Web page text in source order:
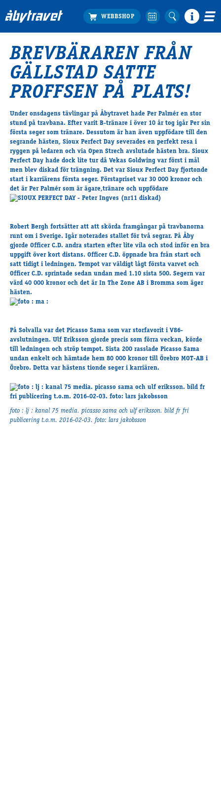
Köp biljett
Travprogrammet
Boka ställplats
Bra att veta
Restauranger
Catering by Lyon
Hotell nära oss
Nybörjar­guide
Presentkort
Tävlingsdagar
FAQ
Travkonferens
Exponering & värdskap
Aktiviteter
Hört och hänt
Tävling
Aktiva
Månadens hästägare 2026
Månadens B-tränare 2026
Andelshästar
Åby Stora Pris 2026
BREVBÄRAREN FRÅN
GÄLLSTAD SATTE
PROFFSEN PÅ PLATS!
Under onsdagens tävlingar på Åbytravet hade Per Palmér en stor
stund på travbana. Efter varit B-tränare i över 10 år tog igår Per sin
första seger som tränare. Dessutom är han även uppfödare till den
segrande hästen, Sioux Perfect Day severades en perfekt resa i
ryggen på ledaren och via Open Strech avslutade hästen bra. Sioux
Perfect Day hade dock lite tur då Vekas Goldwing var först i mål
men blev diskad för trängning. Det var Sioux Perfect Day fjortonde
start i karriärens första seger. Förstapriset var 30 000 kronor och
det är Per Palmér som är ägare,tränare och uppfödare
Robert Bergh fortsätter att att skörda framgångar på travbanorna
runt om i Sverige. Igår noterades stallet för två segrar. På Åby
gjorde Officer C.D. andra starten efter lite vila och stod inför en bra
uppgift över kort distans. Officer C.D. öppnade bra från start och
satt tidigt i ledningen. Tempot var väldigt lågt första varvet och
Officer C.D. sprintade sedan undan med 1.10 sista 500. Segern var
värd 40 000 kronor och det är In The Zone AB i Bromma som äger
hästen.
På Solvalla var det Picasso Sama som var storfavorit i V86-
avslutningen. Ulf Eriksson gjorde precis som förra veckan, körde
till ledningen och ströp tempot. Sista 200 rasslade Picasso Sama
undan enkelt och hämtade hem 80 000 kronor till Örebro MOT-AB i
Örebro. Detta var hästens tionde seger i karriären.
foto : lj : kanal 75 media. picasso sama och ulf eriksson. bild fr fri
publicering t.o.m. 2016-02-03. foto: lars jakobsson